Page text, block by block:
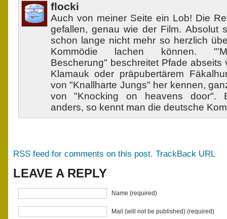
flocki
Auch von meiner Seite ein Lob! Die
gefallen, genau wie der Film. Absolut
schon lange nicht mehr so herzlich
Kommödie lachen können.
Bescherung" beschreitet Pfade abseits
Klamauk oder präpubertärem
von "Knallharte Jungs" her kennen,
von "Knocking on heavens door".
anders, so kennt man die deutsche
RSS feed for comments on this post. TrackBack URL
LEAVE A REPLY
Name (required)
Mail (will not be published) (required)